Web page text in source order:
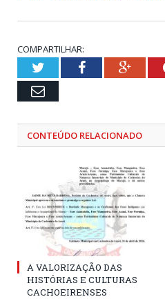
COMPARTILHAR:
TwitterFacebook
Email
CONTEÚDO RELACIONADO
A VALORIZAÇÃO DAS
HISTÓRIAS E CULTURAS
CACHOEIRENSES